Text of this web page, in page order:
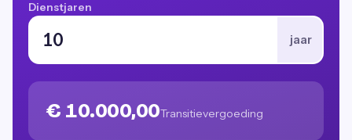
Dienstjaren
jaar
€ 10.000,00Transitievergoeding